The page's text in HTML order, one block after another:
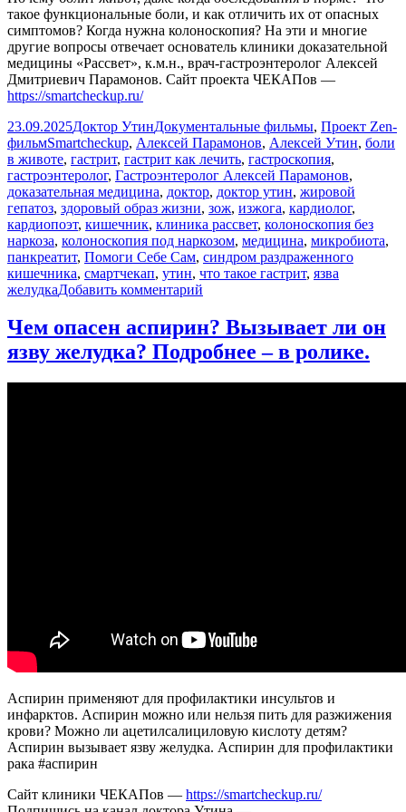
такое функциональные боли, и как отличить их от опасных
симптомов? Когда нужна колоноскопия? На эти и многие
другие вопросы отвечает основатель клиники доказательной
медицины «Рассвет», к.м.н., врач-гастроэнтеролог Алексей
Дмитриевич Парамонов. Сайт проекта ЧЕКАПов —
https://smartcheckup.ru/
Опубликовано
23.09.2025Автор
Доктор УтинРубрики
Документальные фильмы, Проект Zen-
фильмМетки
Smartcheckup, Алексей Парамонов, Алексей Утин, боли
в животе, гастрит, гастрит как лечить, гастроскопия,
гастроэнтеролог, Гастроэнтеролог Алексей Парамонов,
доказательная медицина, доктор, доктор утин, жировой
гепатоз, здоровый образ жизни, зож, изжога, кардиолог,
кардиопоэт, кишечник, клиника рассвет, колоноскопия без
наркоза, колоноскопия под наркозом, медицина, микробиота,
панкреатит, Помоги Себе Сам, синдром раздраженного
кишечника, смартчекап, утин, что такое гастрит, язва
желудкаДобавить комментарий
ПОЧЕМУ
БОЛИТ
ЖИВОТ?
с
Чем опасен аспирин? Вызывает ли он
язву желудка? Подробнее – в ролике.
Аспирин применяют для профилактики инсультов и
инфарктов. Аспирин можно или нельзя пить для разжижения
крови? Можно ли ацетилсалициловую кислоту детям?
Аспирин вызывает язву желудка. Аспирин для профилактики
рака #аспирин
Сайт клиники ЧЕКАПов — https://smartcheckup.ru/